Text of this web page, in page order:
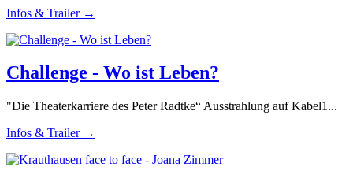
Infos & Trailer →
Challenge - Wo ist Leben?
"Die Theaterkarriere des Peter Radtke“ Ausstrahlung auf Kabel1...
Infos & Trailer →